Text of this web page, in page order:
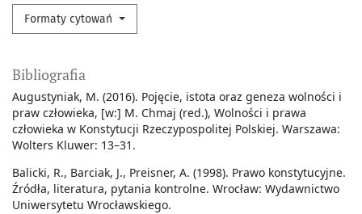
Formaty cytowań
Bibliografia
Augustyniak, M. (2016). Pojęcie, istota oraz geneza wolności i
praw człowieka, [w:] M. Chmaj (red.), Wolności i prawa
człowieka w Konstytucji Rzeczypospolitej Polskiej. Warszawa:
Wolters Kluwer: 13–31.
Balicki, R., Barciak, J., Preisner, A. (1998). Prawo konstytucyjne.
Źródła, literatura, pytania kontrolne. Wrocław: Wydawnictwo
Uniwersytetu Wrocławskiego.